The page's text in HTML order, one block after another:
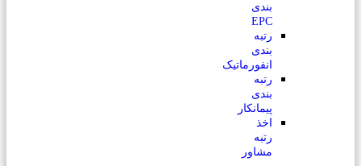
بندی
EPC
رتبه
بندی
انفورماتیک
رتبه
بندی
پیمانکار
اخذ
رتبه
مشاور